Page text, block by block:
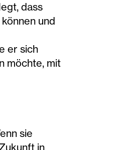
dass
und
er sich
möchte, mit
sie
in